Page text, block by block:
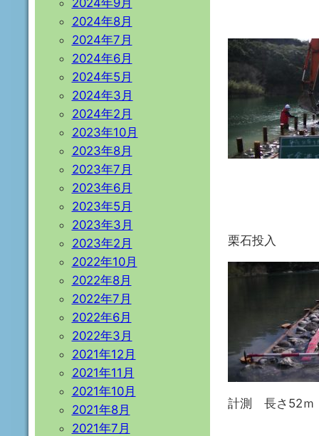
栗石投入
計測 長さ52ｍ
2024年9月
2024年8月
2024年7月
2024年6月
2024年5月
2024年3月
2024年2月
2023年10月
2023年8月
2023年7月
2023年6月
2023年5月
2023年3月
2023年2月
2022年10月
2022年8月
2022年7月
2022年6月
2022年3月
2021年12月
2021年11月
2021年10月
2021年8月
2021年7月